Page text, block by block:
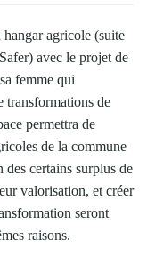
agricole (suite
avec le projet de
femme qui
transformations de
permettra de
de la commune
certains surplus de
valorisation, et créer
seront
raisons.